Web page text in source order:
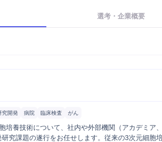
選考・企業概要
究開発 病院 臨床検査 がん
培養技術について、社内や外部機関（アカデミア
究課題の遂行をお任せします。従来の3次元細胞